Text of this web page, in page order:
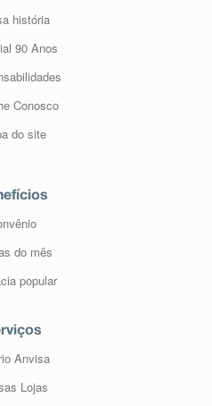
história
90 Anos
Conosco
do site
do mês
popular
Anvisa
Lojas